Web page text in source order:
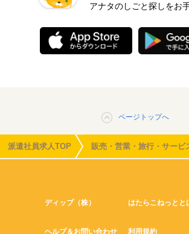
アナタのしごと探しをお
ページトップへ
派遣社員求人TOP 販売・営業・旅行・サービ
ディップ（株） はたらこねっとと
ヘルプ＆お問い合わせ 利用規約